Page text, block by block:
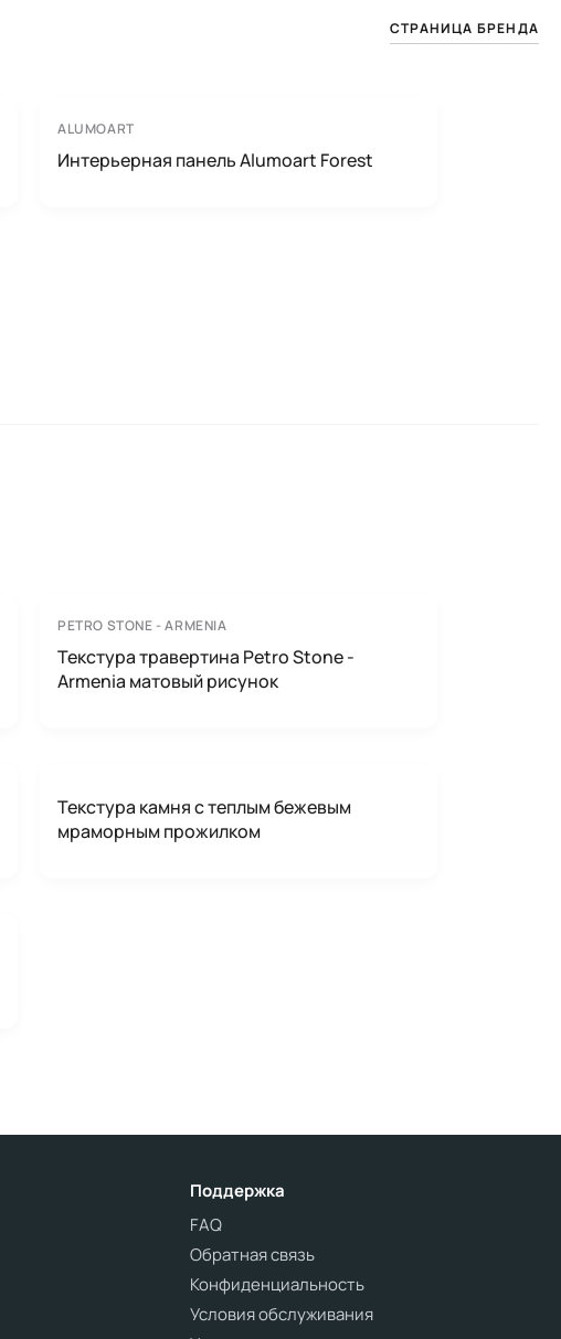
СТРАНИЦА БРЕНДА
ALUMOART
Интерьерная панель Alumoart Forest
PETRO STONE - ARMENIA
Текстура травертина Petro Stone -
Armenia матовый рисунок
Текстура камня с теплым бежевым
мраморным прожилком
Поддержка
FAQ
Обратная связь
Конфиденциальность
Условия обслуживания